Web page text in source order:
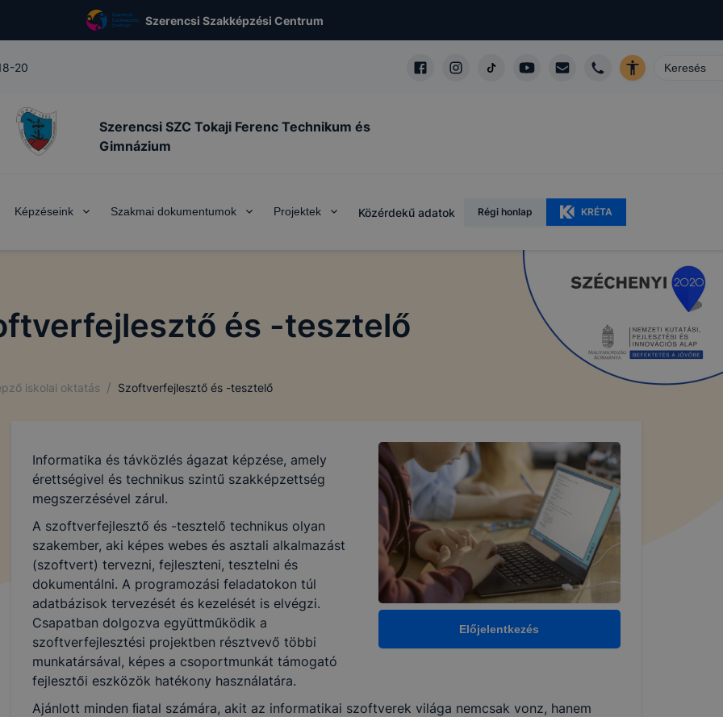
Szerencsi Szakképzési Centrum
20
Szerencsi SZC Tokaji Ferenc Technikum és
Gimnázium
Képzéseink Szakmai dokumentumok Projektek Közérdekű adatok Régi honlap KRÉTA
és -tesztelő
iskolai oktatás / Szoftverfejlesztő és -tesztelő
Előjelentkezés
Informatika és távközlés ágazat képzése, amely
érettségivel és technikus szintű szakképzettség
megszerzésével zárul.
A szoftverfejlesztő és -tesztelő technikus olyan
szakember, aki képes webes és asztali alkalmazást
(szoftvert) tervezni, fejleszteni, tesztelni és
dokumentálni. A programozási feladatokon túl
adatbázisok tervezését és kezelését is elvégzi.
Csapatban dolgozva együttműködik a
szoftverfejlesztési projektben résztvevő többi
munkatársával, képes a csoportmunkát támogató
fejlesztői eszközök hatékony használatára.
Ajánlott minden ﬁatal számára, akit az informatikai szoftverek világa nemcsak vonz, hanem